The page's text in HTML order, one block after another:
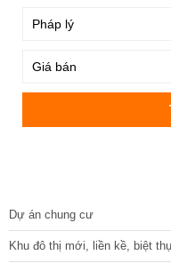
Dự án chung cư
Khu đô thị mới, liền kề, biệt